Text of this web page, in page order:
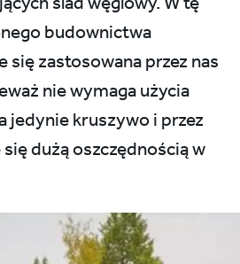
budownictwa
zastosowana przez nas
nie wymaga użycia
jedynie kruszywo i przez
dużą oszczędnością w